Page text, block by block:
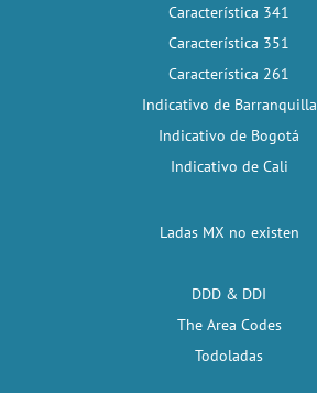
Característica 341
Característica 351
Característica 261
Indicativo de Barranquilla
Indicativo de Bogotá
Indicativo de Cali
Ladas MX no existen
DDD & DDI
The Area Codes
Todoladas